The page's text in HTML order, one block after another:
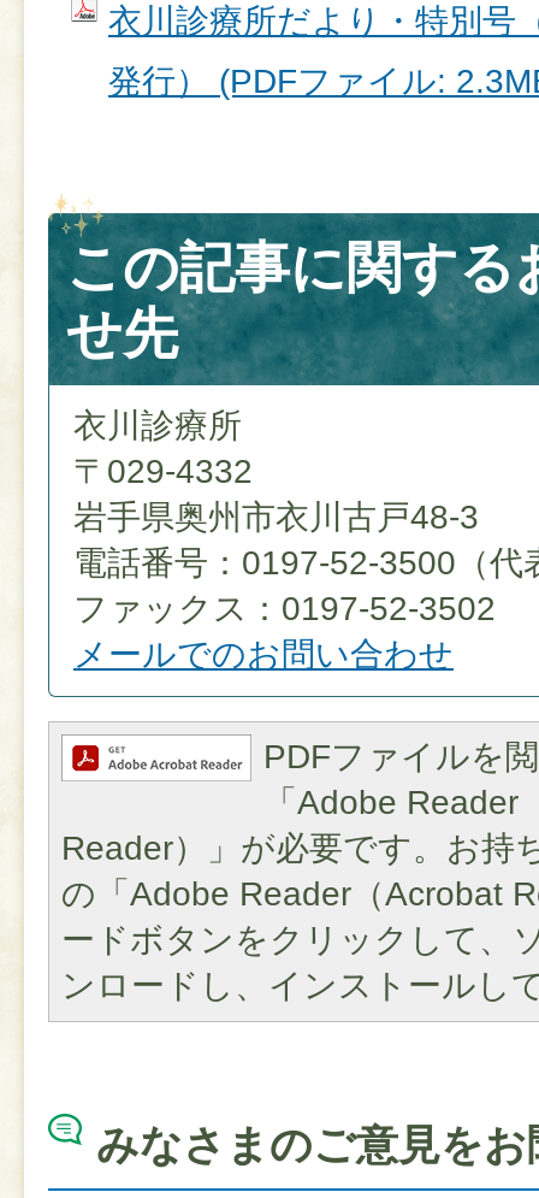
衣川診療所だより・特別号
発行） (PDFファイル:
この記事に関する
せ先
衣川診療所
〒029-4332
岩手県奥州市衣川古戸48-3
電話番号：0197-52-3500（代
ファックス：0197-52-3502
メールでのお問い合わせ
PDFファイルを
「Adobe Reader
Reader）」が必要です。お持
の「Adobe Reader（Acrobat
ードボタンをクリックして、
ンロードし、インストールし
みなさまのご意見を